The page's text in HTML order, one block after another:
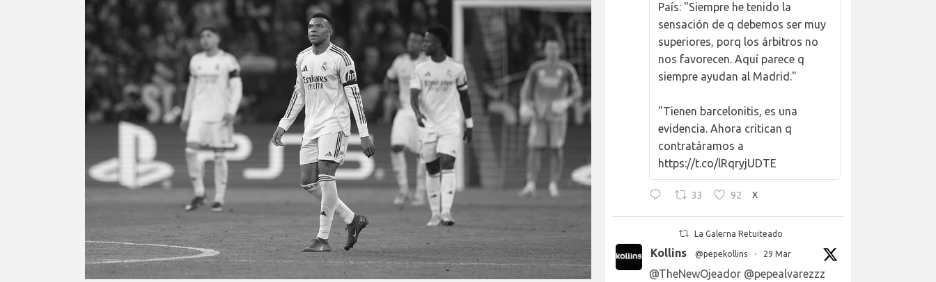
País: "Siempre he tenido la
sensación de q debemos ser muy
superiores, porq los árbitros no
nos favorecen. Aquí parece q
siempre ayudan al Madrid."
"Tienen barcelonitis, es una
evidencia. Ahora critican q
contratáramos a
https://t.co/lRqryjUDTE
33 92 X
La Galerna Retuiteado
Kollins @pepekollins · 29 Mar
@TheNewOjeador @pepealvarezzz